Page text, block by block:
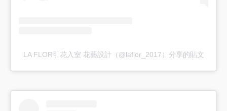
LA FLOR引花入室 花藝設計（@laflor_2017）分享的貼文